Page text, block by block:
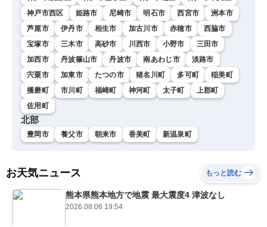
神戸市西区
姫路市 尼崎市 明石市 西宮市
洲本市
芦屋市
伊丹市 相生市 加古川市 赤穂市
西脇市
宝塚市
三木市 高砂市 川西市 小野市
三田市
加西市
丹波篠山市 丹波市 南あわじ市
淡路市
宍粟市
加東市 たつの市 猪名川町 多可町
稲美町
播磨町
市川町 福崎町 神河町 太子町
上郡町
佐用町
北部
豊岡市 養父市 朝来市 香美町 新温泉町
お天気ニュース もっと読む
熊本県熊本地方で地震 最大震度4 津波なし
2026.08.06 19:54